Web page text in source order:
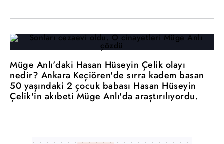
Müge Anlı'daki Hasan Hüseyin Çelik olayı
nedir? Ankara Keçiören'de sırra kadem basan
50 yaşındaki 2 çocuk babası Hasan Hüseyin
Çelik'in akıbeti Müge Anlı'da araştırılıyordu.